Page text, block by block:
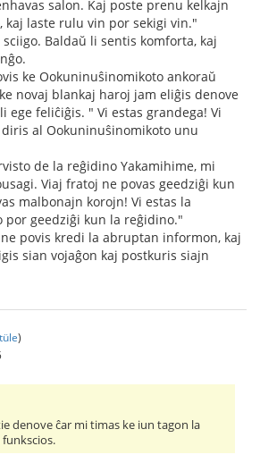
salon. Kaj poste prenu kelkajn
kaj laste rulu vin por sekigi vin."
Baldaŭ li sentis komforta, kaj
ke Ookuninuŝinomikoto ankoraŭ
novaj blankaj haroj jam eliĝis denove
ege feliĉiĝis. " Vi estas grandega! Vi
al Ookuninuŝinomikoto unu
de la reĝidino Yakamihime, mi
Viaj fratoj ne povas geedziĝi kun
malbonajn korojn! Vi estas la
por geedziĝi kun la reĝidino."
povis kredi la abruptan informon, kaj
sian vojaĝon kaj postkuris siajn
)
denove ĉar mi timas ke iun tagon la